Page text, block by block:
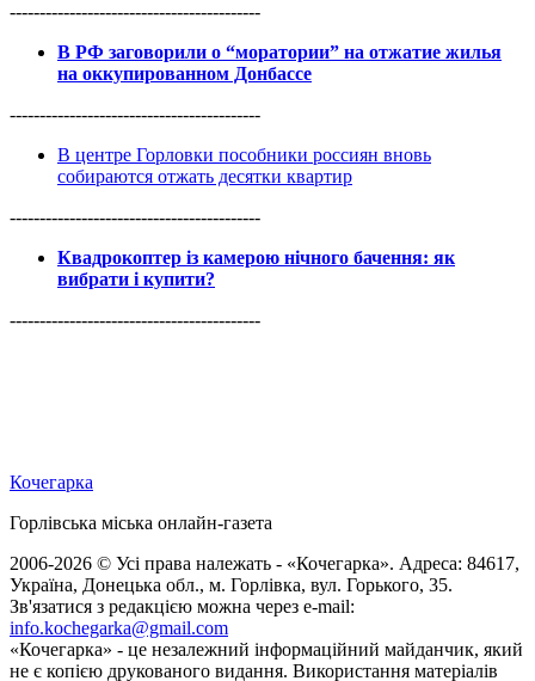
------------------------------------------
В РФ заговорили о “моратории” на отжатие жилья
на оккупированном Донбассе
------------------------------------------
В центре Горловки пособники россиян вновь
собираются отжать десятки квартир
------------------------------------------
Квадрокоптер із камерою нічного бачення: як
вибрати і купити?
------------------------------------------
Кочегарка
Горлівська міська онлайн-газета
2006-2026 © Усі права належать - «Кочегарка». Адреса: 84617,
Україна, Донецька обл., м. Горлівка, вул. Горького, 35.
Зв'язатися з редакцією можна через e-mail:
info.kochegarka@gmail.com
«Кочегарка» - це незалежний інформаційний майданчик, який
не є копією друкованого видання. Використання матеріалів